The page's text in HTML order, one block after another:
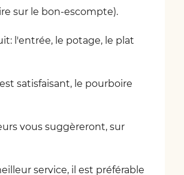
sur le bon-escompte).
l'entrée, le potage, le plat
satisfaisant, le pourboire
vous suggèreront, sur
service, il est préférable